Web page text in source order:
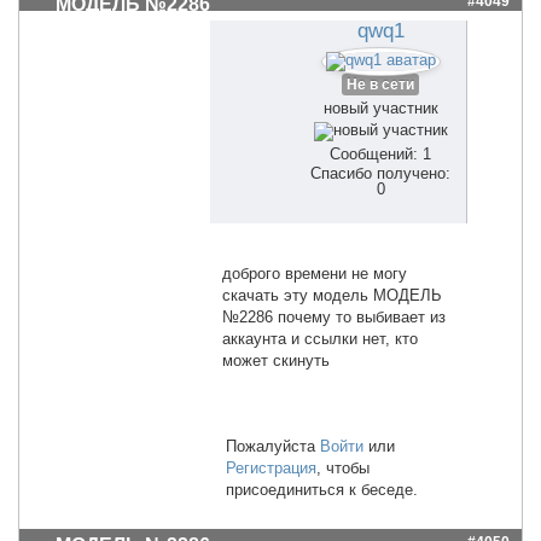
МОДЕЛЬ №2286
qwq1
Не в сети
новый участник
Сообщений: 1
Спасибо получено:
0
доброго времени не могу
скачать эту модель МОДЕЛЬ
№2286 почему то выбивает из
аккаунта и ссылки нет, кто
может скинуть
Пожалуйста Войти или
Регистрация, чтобы
присоединиться к беседе.